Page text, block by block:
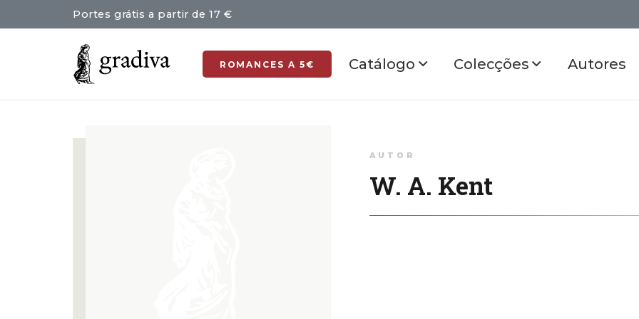
Portes grátis a partir de 17 €
ROMANCES A 5€ Catálogo Colecções Autores
AUTOR
W. A. Kent